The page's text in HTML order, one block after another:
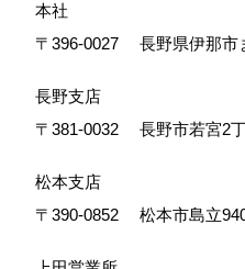
本社
〒396-0027
長野県伊那
長野支店
〒381-0032
長野市若宮2
松本支店
〒390-0852
松本市島立